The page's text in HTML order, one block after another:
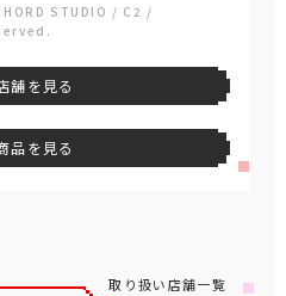
STUDIO / C2 /
舗を見る
品を見る
取り扱い店舗一覧